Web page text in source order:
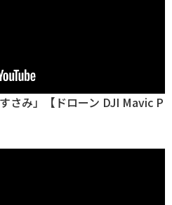
さみ」【ドローン DJI Mavic P